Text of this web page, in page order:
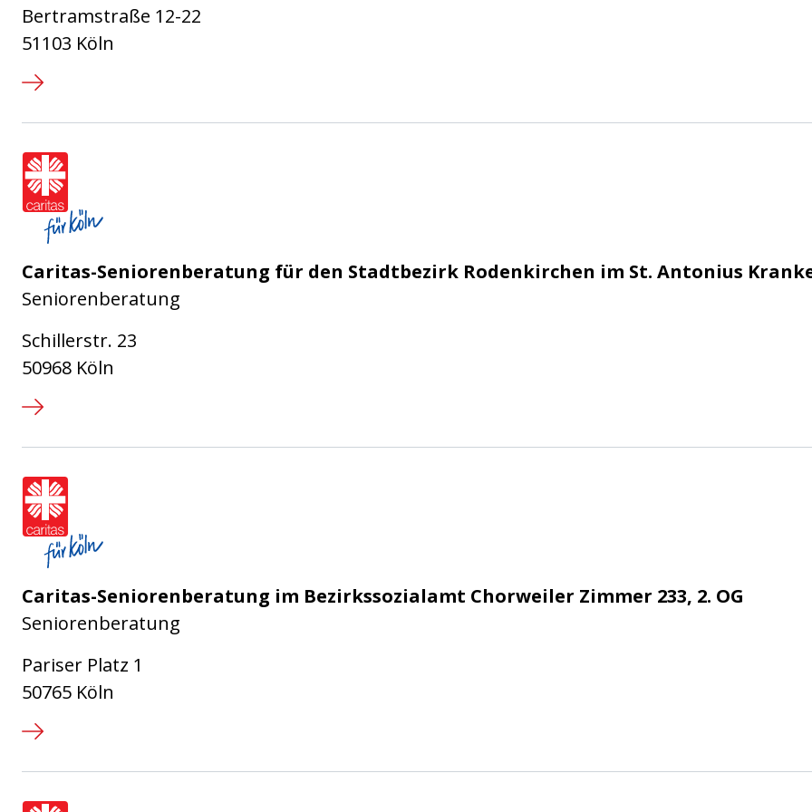
Bertramstraße 12-22
51103 Köln
Caritas-Seniorenberatung für den Stadtbezirk Rodenkirchen im St. Antonius
Seniorenberatung
Schillerstr. 23
50968 Köln
Caritas-Seniorenberatung im Bezirkssozialamt Chorweiler Zimmer 233, 2. OG
Seniorenberatung
Pariser Platz 1
50765 Köln